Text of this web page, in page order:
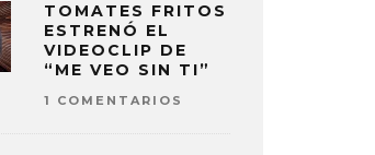
TOMATES FRITOS
ESTRENÓ EL
VIDEOCLIP DE
“ME VEO SIN TI”
1 COMENTARIOS